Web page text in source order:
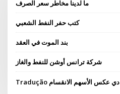
ما لدينا مخاطر سعر الصرف
كتب حفر النفط الشعبي
بند الموت في العقد
شركة ترانس أوشن للنفط والغاز
Tradução دي عكس الأسهم الانقسام